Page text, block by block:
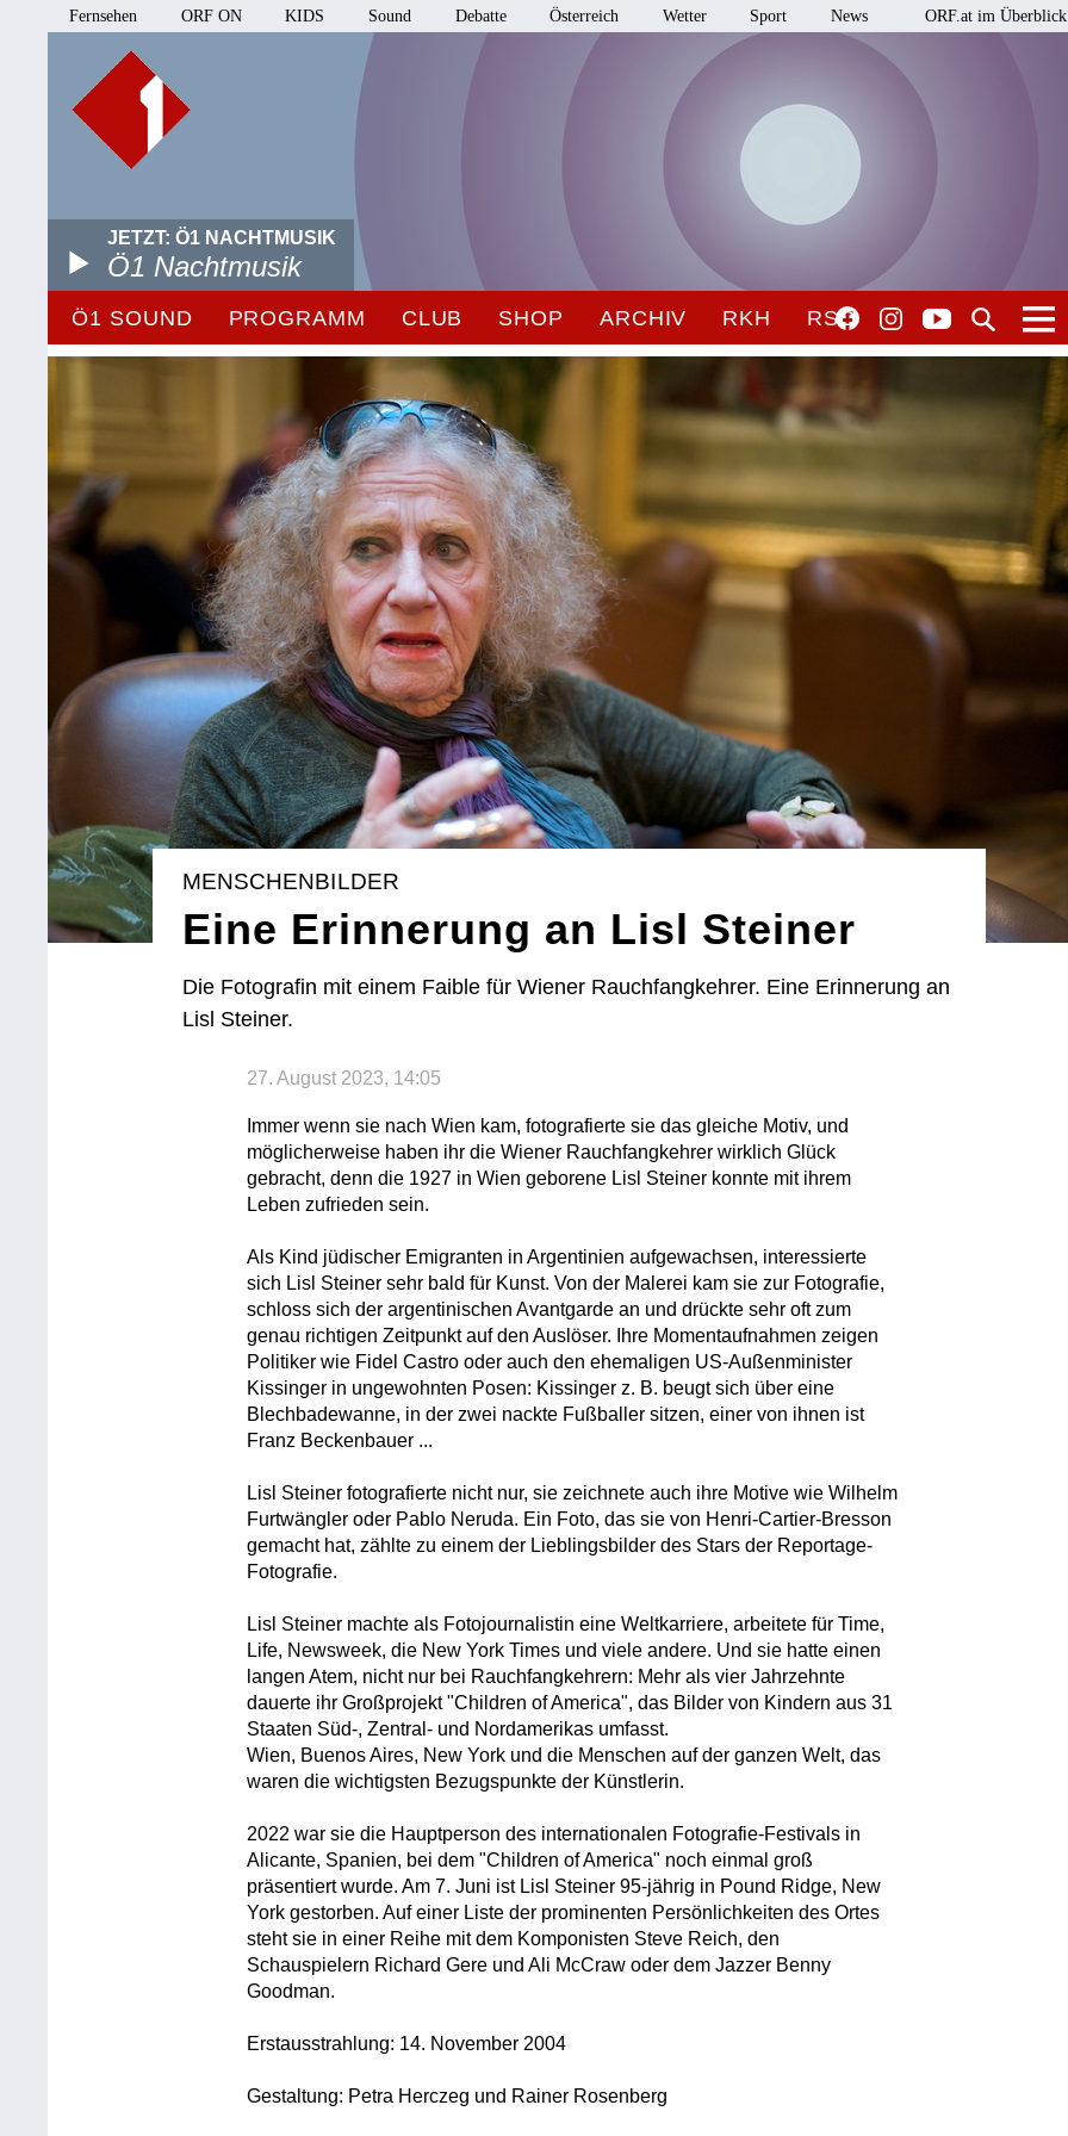
Fernsehen ORF ON KIDS Sound Debatte Österreich Wetter Sport News ORF.at im Überblick
JETZT: Ö1 NACHTMUSIK
Ö1 Nachtmusik
Ö1 SOUND PROGRAMM CLUB SHOP ARCHIV RKH RSO
MENSCHENBILDER
Eine Erinnerung an Lisl Steiner
Die Fotografin mit einem Faible für Wiener Rauchfangkehrer. Eine Erinnerung an
Lisl Steiner.
27. August 2023, 14:05
Immer wenn sie nach Wien kam, fotografierte sie das gleiche Motiv, und
möglicherweise haben ihr die Wiener Rauchfangkehrer wirklich Glück
gebracht, denn die 1927 in Wien geborene Lisl Steiner konnte mit ihrem
Leben zufrieden sein.
Als Kind jüdischer Emigranten in Argentinien aufgewachsen, interessierte
sich Lisl Steiner sehr bald für Kunst. Von der Malerei kam sie zur Fotografie,
schloss sich der argentinischen Avantgarde an und drückte sehr oft zum
genau richtigen Zeitpunkt auf den Auslöser. Ihre Momentaufnahmen zeigen
Politiker wie Fidel Castro oder auch den ehemaligen US-Außenminister
Kissinger in ungewohnten Posen: Kissinger z. B. beugt sich über eine
Blechbadewanne, in der zwei nackte Fußballer sitzen, einer von ihnen ist
Franz Beckenbauer ...
Lisl Steiner fotografierte nicht nur, sie zeichnete auch ihre Motive wie Wilhelm
Furtwängler oder Pablo Neruda. Ein Foto, das sie von Henri-Cartier-Bresson
gemacht hat, zählte zu einem der Lieblingsbilder des Stars der Reportage-
Fotografie.
Lisl Steiner machte als Fotojournalistin eine Weltkarriere, arbeitete für Time,
Life, Newsweek, die New York Times und viele andere. Und sie hatte einen
langen Atem, nicht nur bei Rauchfangkehrern: Mehr als vier Jahrzehnte
dauerte ihr Großprojekt "Children of America", das Bilder von Kindern aus 31
Staaten Süd-, Zentral- und Nordamerikas umfasst.
Wien, Buenos Aires, New York und die Menschen auf der ganzen Welt, das
waren die wichtigsten Bezugspunkte der Künstlerin.
2022 war sie die Hauptperson des internationalen Fotografie-Festivals in
Alicante, Spanien, bei dem "Children of America" noch einmal groß
präsentiert wurde. Am 7. Juni ist Lisl Steiner 95-jährig in Pound Ridge, New
York gestorben. Auf einer Liste der prominenten Persönlichkeiten des Ortes
steht sie in einer Reihe mit dem Komponisten Steve Reich, den
Schauspielern Richard Gere und Ali McCraw oder dem Jazzer Benny
Goodman.
Erstausstrahlung: 14. November 2004
Gestaltung: Petra Herczeg und Rainer Rosenberg